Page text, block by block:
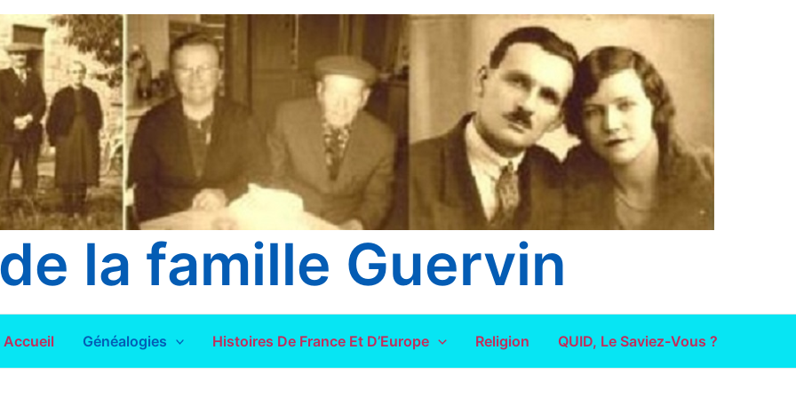
la famille Guervin
Accueil Généalogies Histoires De France Et D’Europe Religion QUID, Le Saviez-Vous ?